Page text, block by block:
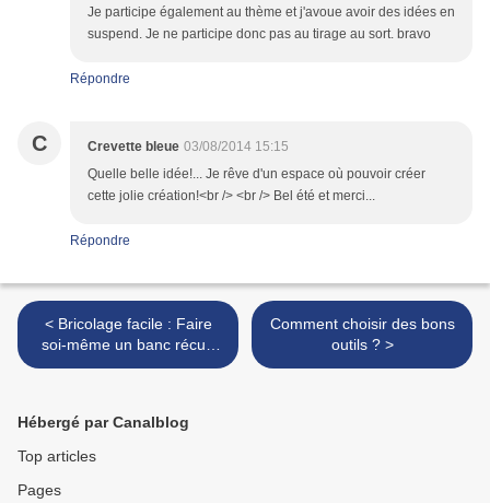
Je participe également au thème et j'avoue avoir des idées en
suspend. Je ne participe donc pas au tirage au sort. bravo
Répondre
C Crevette bleue 03/08/2014 15:15
Quelle belle idée!... Je rêve d'un espace où pouvoir créer
cette jolie création!<br /> <br /> Bel été et merci...
Répondre
< Bricolage facile : Faire
soi-même un banc récup
pour le jardin
Comment choisir des bons
outils ? >
Hébergé par Canalblog
Top articles
Pages